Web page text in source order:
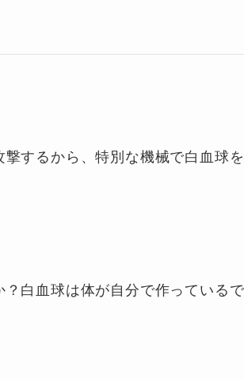
するから、特別な機械で白血球を
白血球は体が自分で作っているで